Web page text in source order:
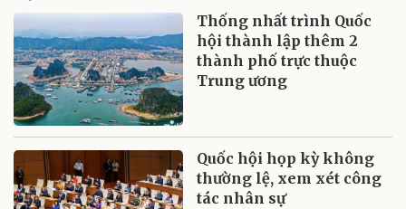
Thống nhất trình Quốc
hội thành lập thêm 2
thành phố trực thuộc
Trung ương
Quốc hội họp kỳ không
thường lệ, xem xét công
tác nhân sự